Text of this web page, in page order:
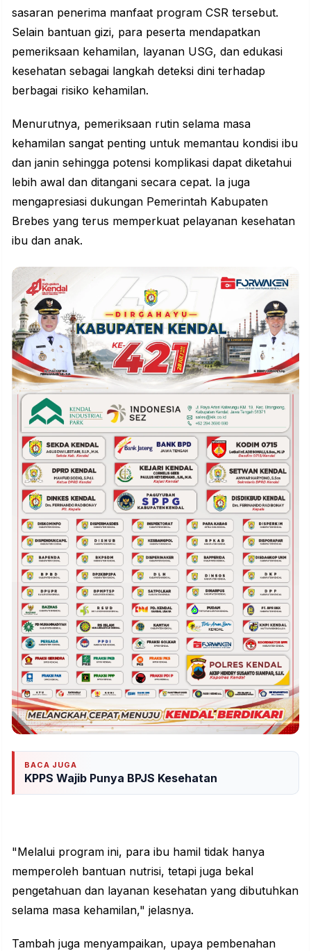
sasaran penerima manfaat program CSR tersebut.
Selain bantuan gizi, para peserta mendapatkan
pemeriksaan kehamilan, layanan USG, dan edukasi
kesehatan sebagai langkah deteksi dini terhadap
berbagai risiko kehamilan.
Menurutnya, pemeriksaan rutin selama masa
kehamilan sangat penting untuk memantau kondisi ibu
dan janin sehingga potensi komplikasi dapat diketahui
lebih awal dan ditangani secara cepat. Ia juga
mengapresiasi dukungan Pemerintah Kabupaten
Brebes yang terus memperkuat pelayanan kesehatan
ibu dan anak.
BACA JUGA
KPPS Wajib Punya BPJS Kesehatan
"Melalui program ini, para ibu hamil tidak hanya
memperoleh bantuan nutrisi, tetapi juga bekal
pengetahuan dan layanan kesehatan yang dibutuhkan
selama masa kehamilan," jelasnya.
Tambah juga menyampaikan, upaya pembenahan